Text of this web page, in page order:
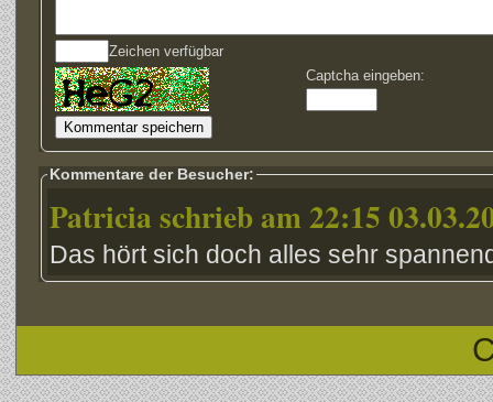
Zeichen verfügbar
Captcha eingeben:
Kommentare der Besucher:
Patricia schrieb am 22:15
Das hört sich doch alles sehr